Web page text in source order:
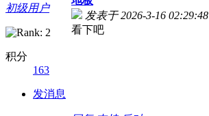
初级用户
积分
163
发消息
发表于 2026-3-16 02:29:48
看下吧